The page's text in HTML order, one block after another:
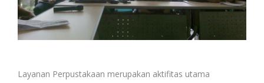
Layanan Perpustakaan merupakan aktifitas utama